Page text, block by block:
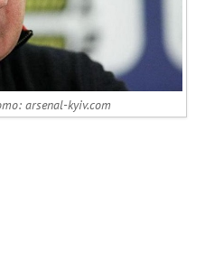
arsenal-kyiv.com